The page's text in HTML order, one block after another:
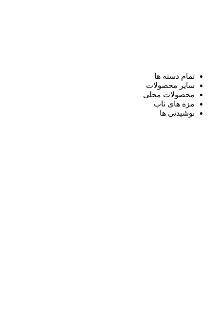
تمام دسته ها
سایر محصولات
محصولات محلی
مزه های ناب
نوشیدنی ها